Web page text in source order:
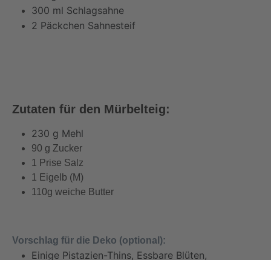
300 ml Schlagsahne
2 Päckchen Sahnesteif
Zutaten für den Mürbelteig:
230 g Mehl
90 g Zucker
1 Prise Salz
1 Eigelb (M)
110g weiche Butter
Vorschlag für die Deko (optional):
Einige Pistazien-Thins, Essbare Blüten,